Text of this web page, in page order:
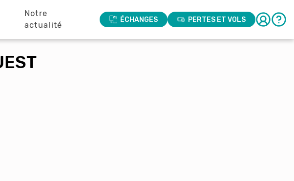
Notre
actualité
ÉCHANGES PERTES ET VOLS